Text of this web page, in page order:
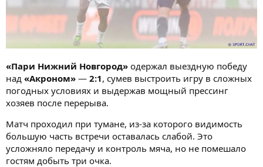
«Пари Нижний Новгород» одержал выездную победу
над «Акроном» — 2:1, сумев выстроить игру в сложных
погодных условиях и выдержав мощный прессинг
хозяев после перерыва.
Матч проходил при тумане, из-за которого видимость
большую часть встречи оставалась слабой. Это
усложняло передачу и контроль мяча, но не помешало
гостям добыть три очка.